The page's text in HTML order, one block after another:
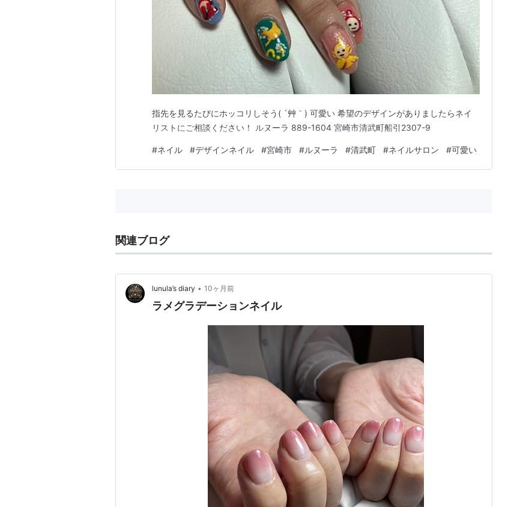
指先を見るたびにホッコリしそう( ´艸｀) 可愛い 希望のデザインがありましたらネイ
リストにご相談ください！ ルヌーラ 889-1604 宮崎市清武町船引2307-9
#ネイル #デザインネイル #宮崎市 #ルヌーラ #清武町 #ネイルサロン #可愛い
関連ブログ
lunula’s diary • 10ヶ月前
ラメグラデーションネイル